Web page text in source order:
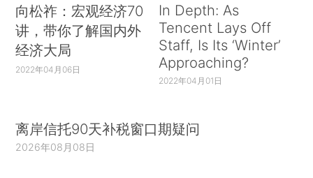
向松祚：宏观经济70
讲，带你了解国内外
经济大局
2022年04月06日
In Depth: As
Tencent Lays Off
Staff, Is Its ‘Winter’
Approaching?
2022年04月01日
离岸信托90天补税窗口期疑问
2026年08月08日